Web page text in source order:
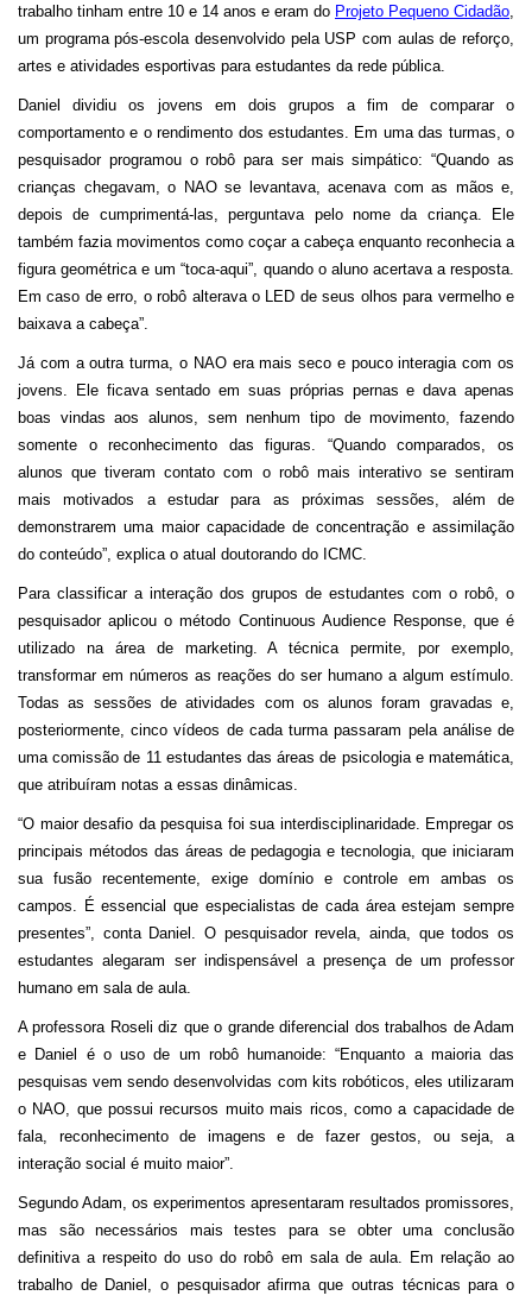
trabalho tinham entre 10 e 14 anos e eram do Projeto Pequeno Cidadão,
um programa pós-escola desenvolvido pela USP com aulas de reforço,
artes e atividades esportivas para estudantes da rede pública.
Daniel dividiu os jovens em dois grupos a fim de comparar o
comportamento e o rendimento dos estudantes. Em uma das turmas, o
pesquisador programou o robô para ser mais simpático: “Quando as
crianças chegavam, o NAO se levantava, acenava com as mãos e,
depois de cumprimentá-las, perguntava pelo nome da criança. Ele
também fazia movimentos como coçar a cabeça enquanto reconhecia a
figura geométrica e um “toca-aqui”, quando o aluno acertava a resposta.
Em caso de erro, o robô alterava o LED de seus olhos para vermelho e
baixava a cabeça”.
Já com a outra turma, o NAO era mais seco e pouco interagia com os
jovens. Ele ficava sentado em suas próprias pernas e dava apenas
boas vindas aos alunos, sem nenhum tipo de movimento, fazendo
somente o reconhecimento das figuras. “Quando comparados, os
alunos que tiveram contato com o robô mais interativo se sentiram
mais motivados a estudar para as próximas sessões, além de
demonstrarem uma maior capacidade de concentração e assimilação
do conteúdo”, explica o atual doutorando do ICMC.
Para classificar a interação dos grupos de estudantes com o robô, o
pesquisador aplicou o método Continuous Audience Response, que é
utilizado na área de marketing. A técnica permite, por exemplo,
transformar em números as reações do ser humano a algum estímulo.
Todas as sessões de atividades com os alunos foram gravadas e,
posteriormente, cinco vídeos de cada turma passaram pela análise de
uma comissão de 11 estudantes das áreas de psicologia e matemática,
que atribuíram notas a essas dinâmicas.
“O maior desafio da pesquisa foi sua interdisciplinaridade. Empregar os
principais métodos das áreas de pedagogia e tecnologia, que iniciaram
sua fusão recentemente, exige domínio e controle em ambas os
campos. É essencial que especialistas de cada área estejam sempre
presentes”, conta Daniel. O pesquisador revela, ainda, que todos os
estudantes alegaram ser indispensável a presença de um professor
humano em sala de aula.
A professora Roseli diz que o grande diferencial dos trabalhos de Adam
e Daniel é o uso de um robô humanoide: “Enquanto a maioria das
pesquisas vem sendo desenvolvidas com kits robóticos, eles utilizaram
o NAO, que possui recursos muito mais ricos, como a capacidade de
fala, reconhecimento de imagens e de fazer gestos, ou seja, a
interação social é muito maior”.
Segundo Adam, os experimentos apresentaram resultados promissores,
mas são necessários mais testes para se obter uma conclusão
definitiva a respeito do uso do robô em sala de aula. Em relação ao
trabalho de Daniel, o pesquisador afirma que outras técnicas para o